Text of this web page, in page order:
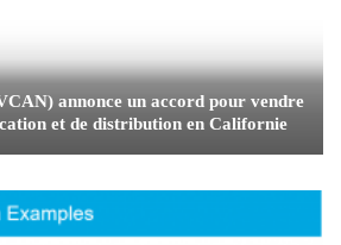
annonce un accord pour vendre
et de distribution en Californie